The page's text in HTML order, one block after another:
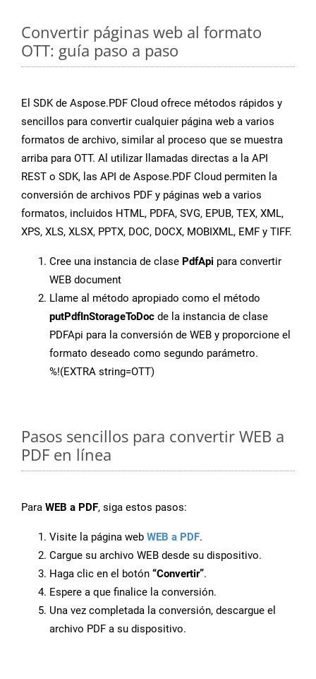
Convertir páginas web al formato
OTT: guía paso a paso
El SDK de Aspose.PDF Cloud ofrece métodos rápidos y
sencillos para convertir cualquier página web a varios
formatos de archivo, similar al proceso que se muestra
arriba para OTT. Al utilizar llamadas directas a la API
REST o SDK, las API de Aspose.PDF Cloud permiten la
conversión de archivos PDF y páginas web a varios
formatos, incluidos HTML, PDFA, SVG, EPUB, TEX, XML,
XPS, XLS, XLSX, PPTX, DOC, DOCX, MOBIXML, EMF y TIFF.
Cree una instancia de clase PdfApi para convertir
WEB document
Llame al método apropiado como el método
putPdfInStorageToDoc de la instancia de clase
PDFApi para la conversión de WEB y proporcione el
formato deseado como segundo parámetro.
%!(EXTRA string=OTT)
Pasos sencillos para convertir WEB a
PDF en línea
Para WEB a PDF, siga estos pasos:
Visite la página web WEB a PDF.
Cargue su archivo WEB desde su dispositivo.
Haga clic en el botón “Convertir”.
Espere a que finalice la conversión.
Una vez completada la conversión, descargue el
archivo PDF a su dispositivo.